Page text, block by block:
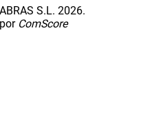
S.L. 2026.
ComScore